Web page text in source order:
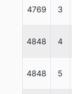
4769 3
4848 4
4848 5